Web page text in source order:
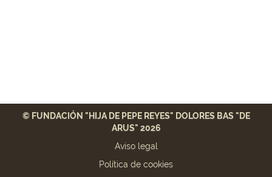
© FUNDACIÓN "HIJA DE PEPE REYES" DOLORES BAS "DE
ARUS" 2026
Aviso legal
Política de cookies